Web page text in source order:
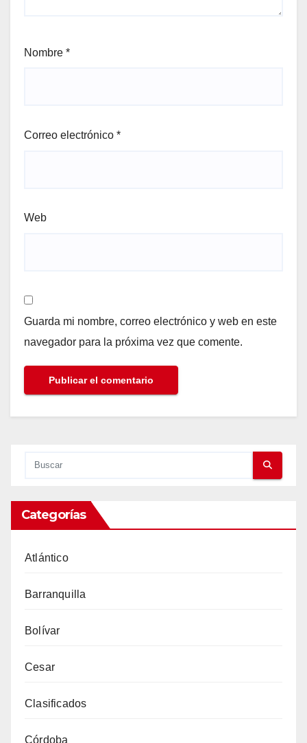
Nombre *
Correo electrónico *
Web
Guarda mi nombre, correo electrónico y web en este
navegador para la próxima vez que comente.
Categorías
Atlántico
Barranquilla
Bolívar
Cesar
Clasificados
Córdoba